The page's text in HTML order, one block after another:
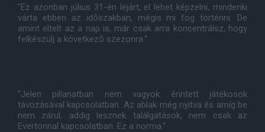
"Ez azonban július 31-én lejárt, el lehet képzelni, mindenki
várta ebben az idõszakban, mégis mi fog történni. De
amint eltelt az a nap is, már csak arra koncentrálsz, hogy
felkészülj a következõ szezonra."
"Jelen pillanatban nem vagyok érintett játékosok
távozásával kapcsolatban. Az ablak még nyitva és amíg be
nem zárul, addig lesznek találgatások, nem csak az
Evertonnal kapcsolatban. Ez a norma."